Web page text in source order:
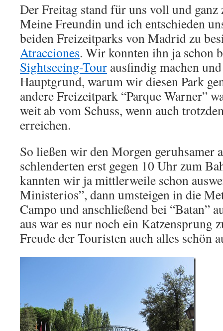
Der Freitag stand für uns voll und
Meine Freundin und ich entschieden
beiden Freizeitparks von Madrid zu
Atracciones. Wir konnten ihn ja schon
Sightseeing-Tour ausfindig machen
Hauptgrund, warum wir diesen Park
andere Freizeitpark “Parque Warner”
weit ab vom Schuss, wenn auch
erreichen.
So ließen wir den Morgen geruhsamer
schlenderten erst gegen 10 Uhr zum
kannten wir ja mittlerweile schon
Ministerios”, dann umsteigen in die
Campo und anschließend bei “Batan”
aus war es nur noch ein Katzensprung
Freude der Touristen auch alles schön